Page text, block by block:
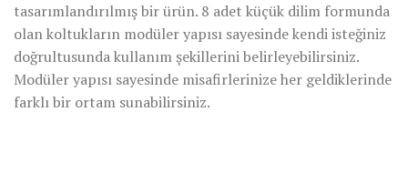
tasarımlandırılmış bir ürün. 8 adet küçük dilim formunda
olan koltukların modüler yapısı sayesinde kendi isteğiniz
doğrultusunda kullanım şekillerini belirleyebilirsiniz.
Modüler yapısı sayesinde misafirlerinize her geldiklerinde
farklı bir ortam sunabilirsiniz.